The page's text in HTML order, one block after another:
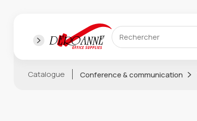
Catalogue Conference & communication